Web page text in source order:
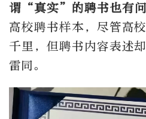
谓“真实”的聘书也有问
高校聘书样本，尽管高
千里，但聘书内容表述
雷同。